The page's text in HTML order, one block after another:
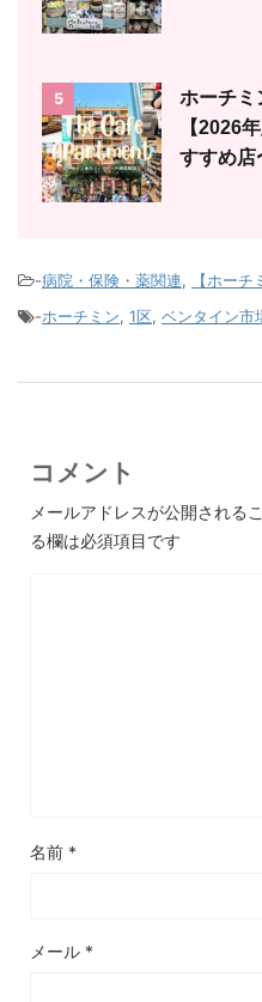
5
ホーチミ
【2026
すすめ店
-病院・保険・薬関連,
【ホー
-ホーチミン, 1区, ベンタイン市
コメント
メールアドレスが公開される
る欄は必須項目です
名前 *
メール *